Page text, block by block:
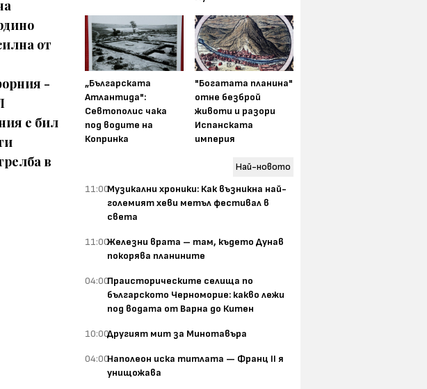
от
-
е бил
в
„Българската
Атлантида":
Севтополис чака
под водите на
Копринка
"Богатата планина"
отне безброй
животи и разори
Испанската
империя
Най-новото
11:00Музикални хроники: Как възникна най-
големият хеви метъл фестивал в
света
11:00Железни врата – там, където Дунав
покорява планините
04:00Праисторическите селища по
българското Черноморие: какво лежи
под водата от Варна до Китен
10:00Другият мит за Минотавъра
04:00Наполеон иска титлата — Франц II я
унищожава